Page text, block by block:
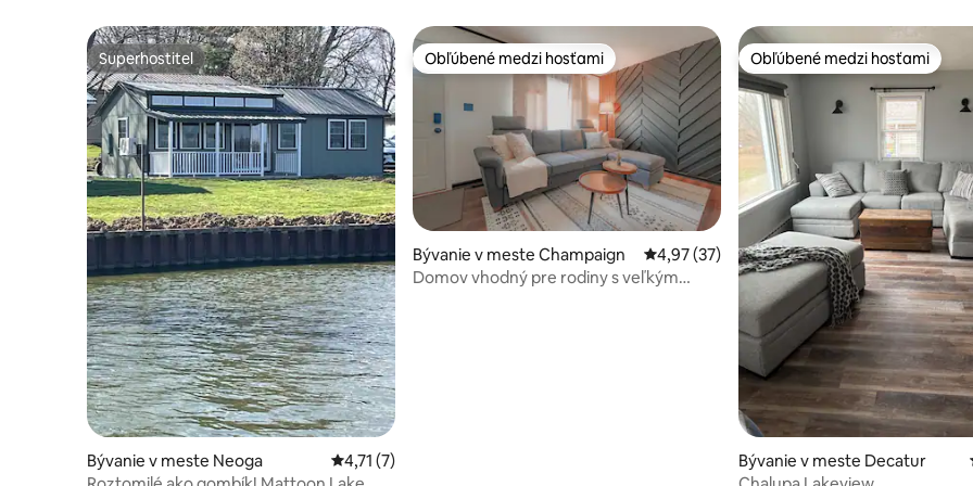
Superhostiteľ
Superhostiteľ
Bývanie v meste Neoga Priemerné ohodnotenie 4,71 z 5, počet hodnotení: 7
4,71 (7)
Obľúbené medzi hosťami
Obľúbené medzi hosťami
Bývanie v meste Champaign Priemerné ohodnotenie 4,97 z 5, počet
4,97 (37)
Domov vhodný pre rodiny s veľkým
Obľúbené medzi hosťami
Obľúbené medzi hosťami
Bývanie v meste Decatur